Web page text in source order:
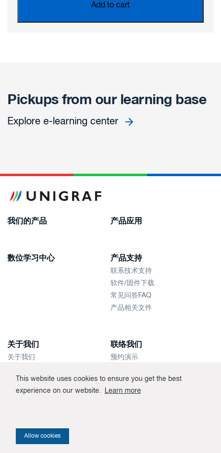
This website uses cookies to ensure you get the best
experience on our website.
Learn more
Allow cookies
Add to cart
Pickups from our learning base
Explore e-learning center
我们的产品 产品应用
数位学习中心 产品支持
联系技术支持
软件/固件下载
常见问答FAQ
产品相关文件
关于我们
关于我们
联络我们
预约演示
经销商
Privacy policy© 2026 Unigraf. Crafted by